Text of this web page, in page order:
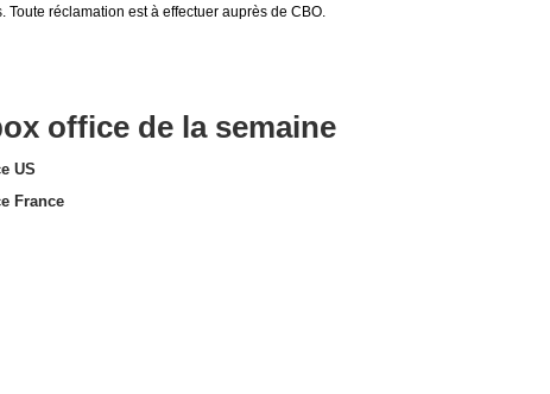
Toute réclamation est à effectuer auprès de CBO.
office de la semaine
US
France